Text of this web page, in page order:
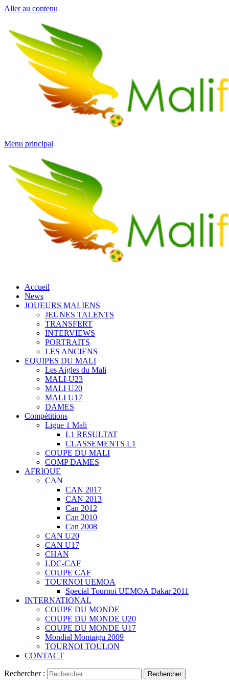
Aller au contenu
Menu principal
Accueil
News
JOUEURS MALIENS
JEUNES TALENTS
TRANSFERT
INTERVIEWS
PORTRAITS
LES ANCIENS
EQUIPES DU MALI
Les Aigles du Mali
MALI-U23
MALI U20
MALI U17
DAMES
Compétitions
Ligue 1 Mali
L1 RESULTAT
CLASSEMENTS L1
COUPE DU MALI
COMP DAMES
AFRIQUE
CAN
CAN 2017
CAN 2013
Can 2012
Can 2010
Can 2008
CAN U20
CAN U17
CHAN
LDC-CAF
COUPE CAF
TOURNOI UEMOA
Special Tournoi UEMOA Dakar 2011
INTERNATIONAL
COUPE DU MONDE
COUPE DU MONDE U20
COUPE DU MONDE U17
Mondial Montaigu 2009
TOURNOI TOULON
CONTACT
Rechercher :